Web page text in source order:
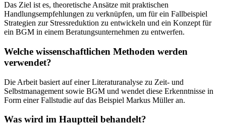
Das Ziel ist es, theoretische Ansätze mit praktischen
Handlungsempfehlungen zu verknüpfen, um für ein Fallbeispiel
Strategien zur Stressreduktion zu entwickeln und ein Konzept für
ein BGM in einem Beratungsunternehmen zu entwerfen.
Welche wissenschaftlichen Methoden werden
verwendet?
Die Arbeit basiert auf einer Literaturanalyse zu Zeit- und
Selbstmanagement sowie BGM und wendet diese Erkenntnisse in
Form einer Fallstudie auf das Beispiel Markus Müller an.
Was wird im Hauptteil behandelt?